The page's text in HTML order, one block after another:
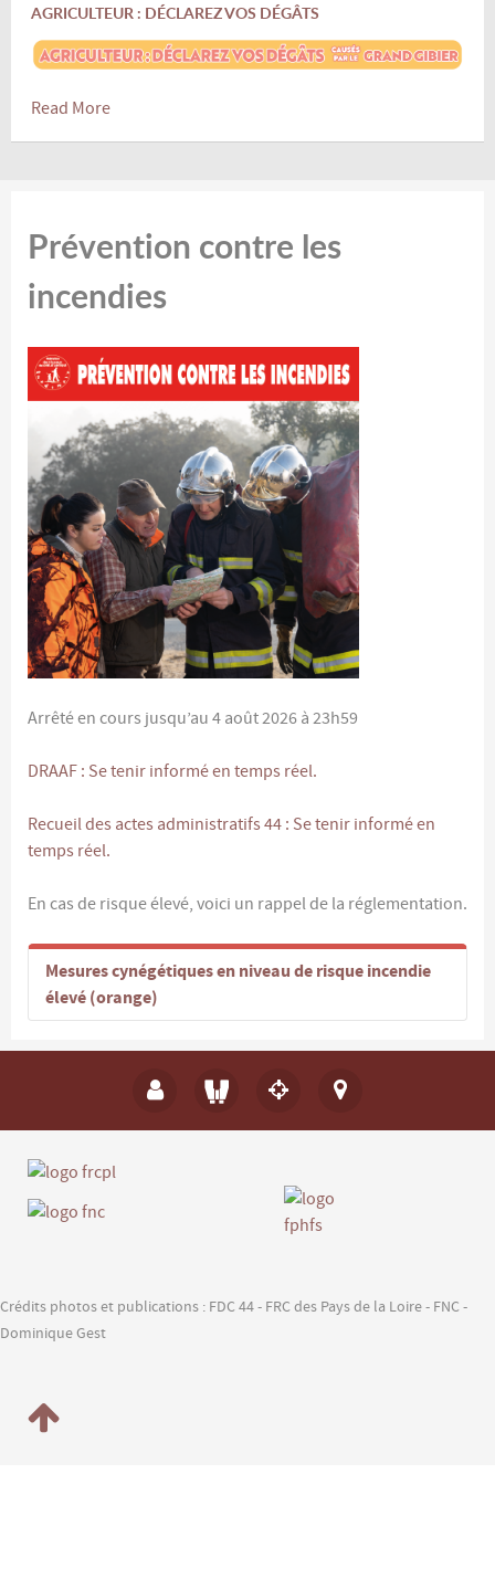
AGRICULTEUR : DÉCLAREZ VOS DÉGÂTS
Read More
Prévention contre les
incendies
Arrêté en cours jusqu’au 4 août 2026 à 23h59
DRAAF : Se tenir informé en temps réel.
Recueil des actes administratifs 44 : Se tenir informé en
temps réel.
En cas de risque élevé, voici un rappel de la réglementation.
Mesures cynégétiques en niveau de risque incendie
élevé (orange)
Article 1 : périmètre d'application
Les dispositions du présent arrêté s'appliquent dans
les bois et forêts du département et jusqu'à une
Les bois et forêts sont des terrains occupant une
superficie d'au moins 50 ares, comportant des arbres
capables d'atteindre une hauteur supérieure à 5
(après coupe) ou en régénération sont considérés
comme des bois et forêts.
installations permanentes telles que les sièges ou
Crédits photos et publications : FDC 44 - FRC des Pays de la Loire - FNC -
Dominique Gest